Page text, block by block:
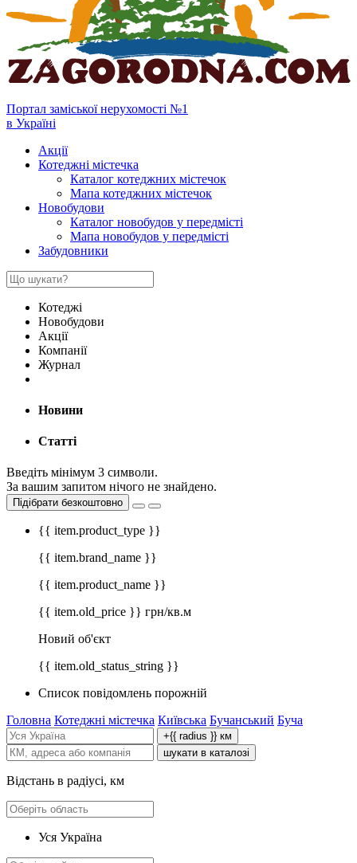
Портал заміської нерухомості №1
в Україні
Акції
Котеджні містечка
Каталог котеджних містечок
Мапа котеджних містечок
Новобудови
Каталог новобудов у передмісті
Мапа новобудов у передмісті
Забудовники
Котеджі
Новобудови
Акції
Компанії
Журнал
Новини
Статті
Введіть мінімум 3 символи.
За вашим запитом нічого не знайдено.
Підібрати безкоштовно
{{ item.product_type }}
{{ item.brand_name }}
{{ item.product_name }}
{{ item.old_price }} грн/кв.м
Новий об'єкт
{{ item.old_status_string }}
Список повідомлень порожній
Головна Котеджні містечка Київська Бучанський Буча
+{{ radius }} км
шукати в каталозі
Відстань в радіусі, км
Уся Україна